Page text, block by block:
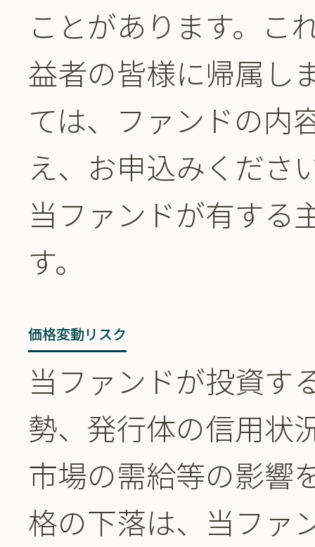
ことがあります。こ
益者の皆様に帰属し
ては、ファンドの内
え、お申込みくださ
当ファンドが有する
す。
価格変動リスク
当ファンドが投資す
勢、発行体の信用状
市場の需給等の影響
格の下落は、当ファ